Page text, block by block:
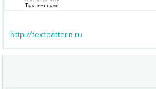
http://textpattern.ru